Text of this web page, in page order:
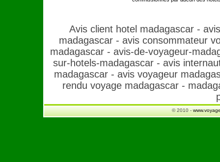
Avis client hotel madagascar -
madagascar - avis consommateur
madagascar- avis-de-voyageur-
sur-hotels-madagascar- avis
madagascar - avis voyageur
rendu voyage madagascar-
© 2010 -